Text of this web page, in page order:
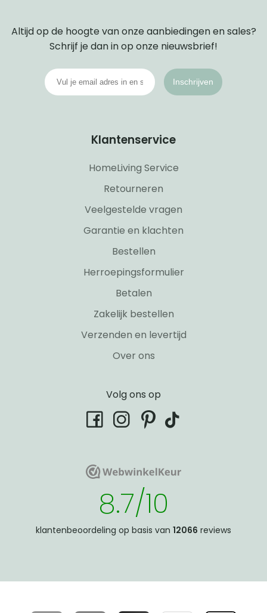
Altijd op de hoogte van onze aanbiedingen en sales?
Schrijf je dan in op onze nieuwsbrief!
Inschrijven
Klantenservice
HomeLiving Service
Retourneren
Veelgestelde vragen
Garantie en klachten
Bestellen
Herroepingsformulier
Betalen
Zakelijk bestellen
Verzenden en levertijd
Over ons
Volg ons op
facebookinstagram
pinterest
tiktok
WebwinkelKeurWebwinkelKeur
8.7/10
klantenbeoordeling op basis van 12066 reviews